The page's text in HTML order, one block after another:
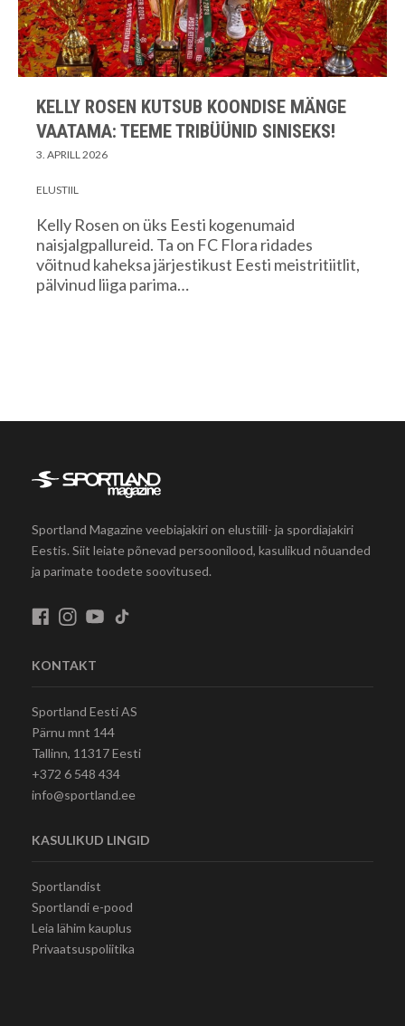
KELLY ROSEN KUTSUB KOONDISE MÄNGE
VAATAMA: TEEME TRIBÜÜNID SINISEKS!
3. APRILL 2026
ELUSTIIL
Kelly Rosen on üks Eesti kogenumaid
naisjalgpallureid. Ta on FC Flora ridades
võitnud kaheksa järjestikust Eesti meistritiitlit,
pälvinud liiga parima…
Sportland Magazine veebiajakiri on elustiili- ja spordiajakiri
Eestis. Siit leiate põnevad persoonilood, kasulikud nõuanded
ja parimate toodete soovitused.
KONTAKT
Sportland Eesti AS
Pärnu mnt 144
Tallinn, 11317 Eesti
+372 6 548 434
info@sportland.ee
KASULIKUD LINGID
Sportlandist
Sportlandi e-pood
Leia lähim kauplus
Privaatsuspoliitika